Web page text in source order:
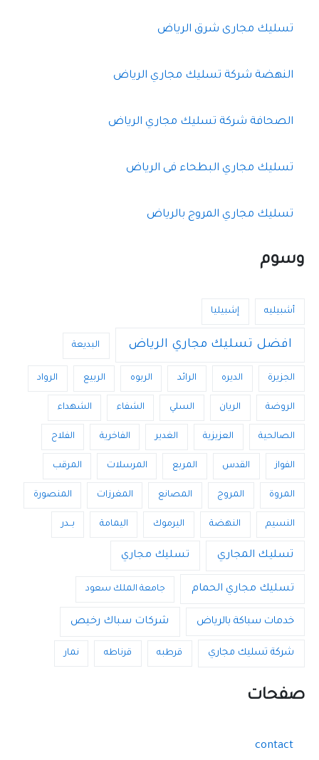
تسليك مجارى شرق الرياض
النهضة شركة تسليك مجاري الرياض
الصحافة شركة تسليك مجاري الرياض
تسليك مجاري البطحاء فى الرياض
تسليك مجاري المروج بالرياض
وسوم
أشبيليه إشبيليا
افضل تسليك مجاري الرياض البديعة
الجزيرة الديره الرائد الربوه الربيع الرواد
الروضة الريان السلي الشفاء الشهداء
الصالحية العزيزية الغدير الفاخرية الفلاح
الفواز القدس المربع المرسلات المرقب
المروة المروج المصانع المغرزات المنصورة
النسيم النهضة اليرموك اليمامة بــدر
تسليك المجاري تسليك مجاري
تسليك مجاري الحمام جامعة الملك سعود
خدمات سباكة بالرياض شركات سباك رخيص
شركة تسليك مجاري قرطبه قرناطه نمار
صفحات
contact